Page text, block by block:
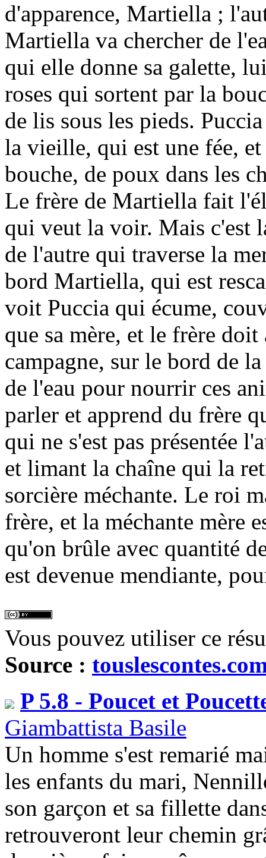
d'apparence, Martiella ;
Martiella va chercher de
qui elle donne sa galette,
roses qui sortent par la
de lis sous les pieds.
la vieille, qui est une fée,
bouche, de poux dans les
Le frère de Martiella fait
qui veut la voir. Mais c'est
de l'autre qui traverse la
bord Martiella, qui est
voit Puccia qui écume,
que sa mère, et le frère
campagne, sur le bord de
de l'eau pour nourrir ces
parler et apprend du frère
qui ne s'est pas présentée
et limant la chaîne qui la
sorcière méchante. Le roi
frère, et la méchante mère
qu'on brûle avec quantité
est devenue mendiante,
Vous pouvez utiliser ce
Source :
P 5.8 - Poucet et
Giambattista Basile
Un homme s'est remarié
les enfants du mari,
son garçon et sa fillette
retrouveront leur chemin